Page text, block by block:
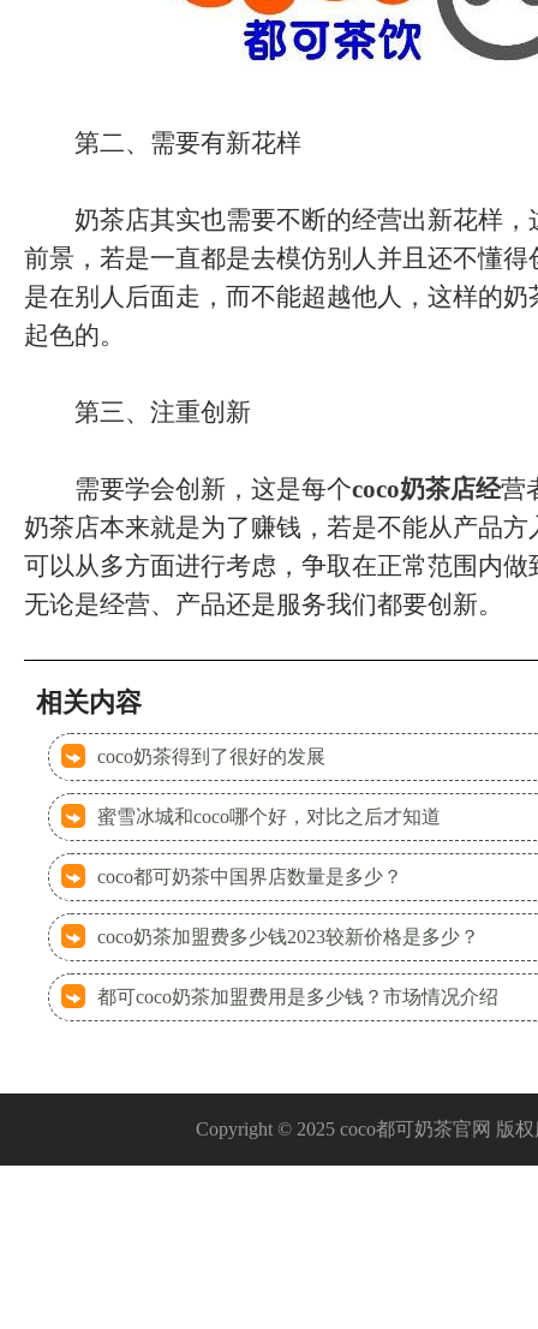
第二、需要有新花样
奶茶店其实也需要不断的经营出新花样，
前景，若是一直都是去模仿别人并且还不懂得
是在别人后面走，而不能超越他人，这样的
起色的。
第三、注重创新
需要学会创新，这是每个coco奶茶店经营
奶茶店本来就是为了赚钱，若是不能从产品
可以从多方面进行考虑，争取在正常范围内做
无论是经营、产品还是服务我们都要创新。
相关内容
coco奶茶得到了很好的发展
蜜雪冰城和coco哪个好，对比之后才知道
coco都可奶茶中国界店数量是多少？
coco奶茶加盟费多少钱2023较新价格是多少？
都可coco奶茶加盟费用是多少钱？市场情况介绍
Copyright © 2025 coco都可奶茶官网 版